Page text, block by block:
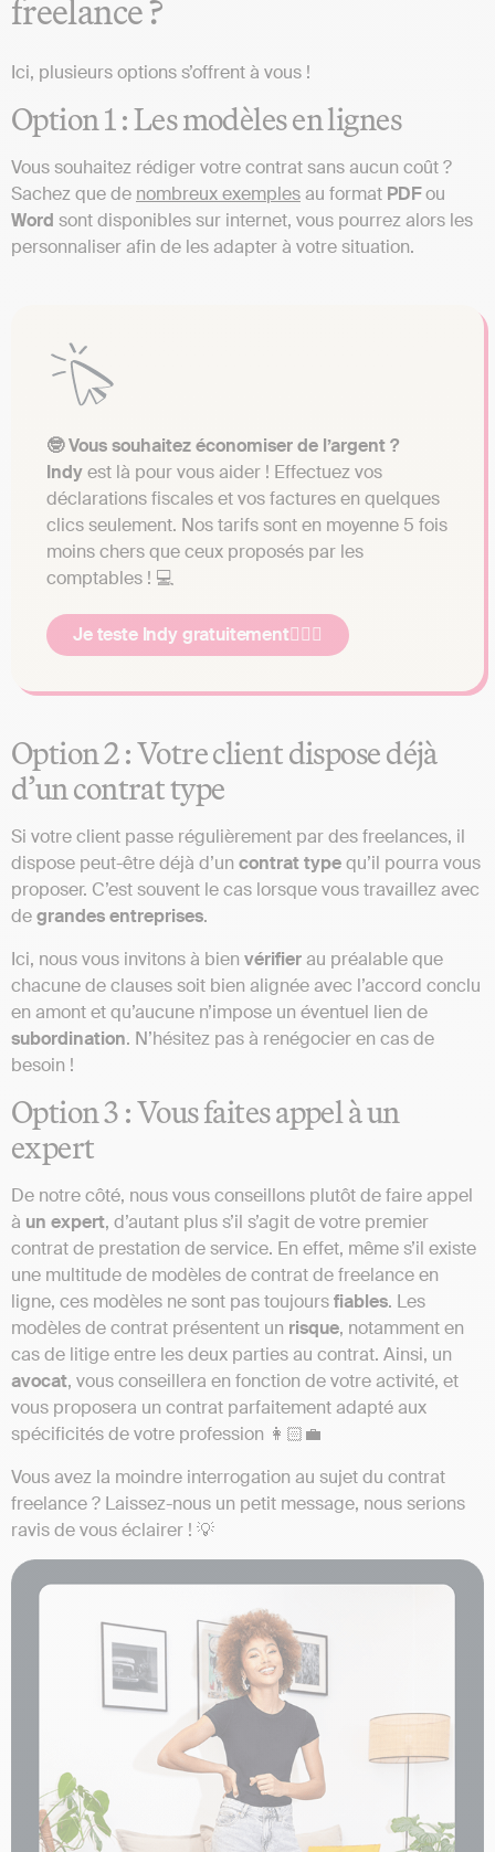
freelance ?
Ici, plusieurs options s’offrent à vous !
Option 1 : Les modèles en lignes
Vous souhaitez rédiger votre contrat sans aucun coût ?
Sachez que de nombreux exemplesau format PDFou
Word sont disponibles sur internet, vous pourrez alors les
personnaliser afin de les adapter à votre situation.
🤓 Vous souhaitez économiser de l’argent ?
Indyest là pour vous aider ! Effectuez vos
déclarations fiscales et vos factures en quelques
clics seulement. Nos tarifs sont en moyenne 5 fois
moins chers que ceux proposés par les
comptables ! 💻
Je teste Indy gratuitement👷🏻‍♂️
Option 2 : Votre client dispose déjà
d’un contrat type
Si votre client passe régulièrement par des freelances, il
dispose peut-être déjà d’un contrattypequ’il pourra vous
proposer. C’est souvent le cas lorsque vous travaillez avec
degrandesentreprises.
Ici, nous vous invitons à bien vérifierau préalable que
chacune de clauses soit bien alignée avec l’accord conclu
en amont et qu’aucune n’impose un éventuel lien de
subordination. N’hésitez pas à renégocier en cas de
besoin !
Option 3 : Vous faites appel à un
expert
De notre côté, nous vous conseillons plutôt de faire appel
à un expert, d’autant plus s’il s’agit de votre premier
contrat de prestation de service. En effet, même s’il existe
une multitude de modèles de contrat de freelance en
ligne, ces modèles ne sont pas toujoursfiables. Les
modèles de contrat présentent un risque, notamment en
cas de litige entre les deux parties au contrat. Ainsi, un
avocat, vous conseillera en fonction de votre activité, et
vous proposera un contrat parfaitement adapté aux
spécificités de votre profession 👩🏻‍💼
Vous avez la moindre interrogation au sujet du contrat
freelance ? Laissez-nous un petit message, nous serions
ravis de vous éclairer ! 💡